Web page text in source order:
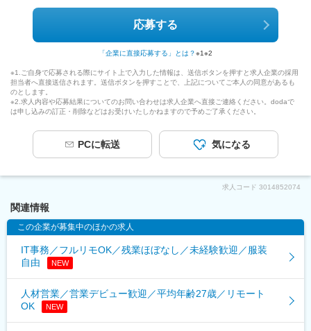
応募する
「企業に直接応募する」とは？※1※2
※1.ご自身で応募される際にサイト上で入力した情報は、送信ボタンを押すと求人企業の採用
担当者へ直接送信されます。送信ボタンを押すことで、上記についてご本人の同意があるも
のとします。
※2.求人内容や応募結果についてのお問い合わせは求人企業へ直接ご連絡ください。dodaで
は申し込みの訂正・削除などはお受けいたしかねますので予めご了承ください。
PCに転送 気になる
求人コード 3014852074
関連情報
この企業が募集中のほかの求人
IT事務／フルリモOK／残業ほぼなし／未経験歓迎／服装
自由
NEW
人材営業／営業デビュー歓迎／平均年齢27歳／リモート
OK
NEW